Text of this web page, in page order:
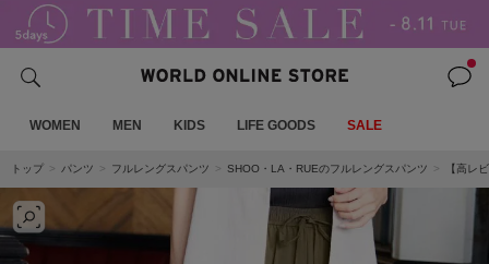
WOMEN MEN KIDS LIFE GOODS SALE
トップ パンツ フルレングスパンツ SHOO・LA・RUEのフルレングスパンツ 【高レ